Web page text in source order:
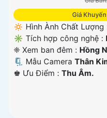
Giá
🔅 Hình Ành Chất Lượng
✳️ Tích hợp công nghệ :
❈ Xem ban đêm : Hồng
🗜️ Mẫu Camera Thân
️♚ Ưu Điểm : Thu Âm.